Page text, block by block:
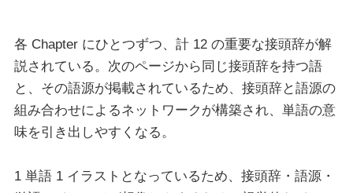
各 Chapter にひとつずつ、計 12 の重要な接頭辞が解
説されている。次のページから同じ接頭辞を持つ語
と、その語源が掲載されているため、接頭辞と語源の
組み合わせによるネットワークが構築され、単語の意
味を引き出しやすくなる。
1 単語 1 イラストとなっているため、接頭辞・語源・